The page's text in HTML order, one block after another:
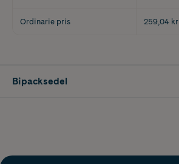
Ordinarie pris 259,04 kr
Bipacksedel